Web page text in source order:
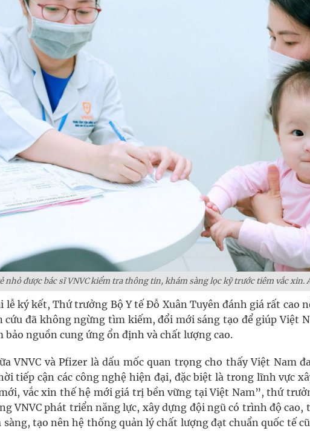
nhỏ được bác sĩ VNVC kiểm tra thông tin, khám sàng lọc kỹ trước tiêm vắc xin.
lễ ký kết, Thứ trưởng Bộ Y tế Đỗ Xuân Tuyên đánh giá rất cao
cứu đã không ngừng tìm kiếm, đổi mới sáng tạo để giúp Việt
bảo nguồn cung ứng ổn định và chất lượng cao.
VNVC và Pfizer là dấu mốc quan trọng cho thấy Việt Nam
tiếp cận các công nghệ hiện đại, đặc biệt là trong lĩnh vực
vắc xin thế hệ mới giá trị bền vững tại Việt Nam”, thứ
VNVC phát triển năng lực, xây dựng đội ngũ có trình độ cao,
tạo nên hệ thống quản lý chất lượng đạt chuẩn quốc tế